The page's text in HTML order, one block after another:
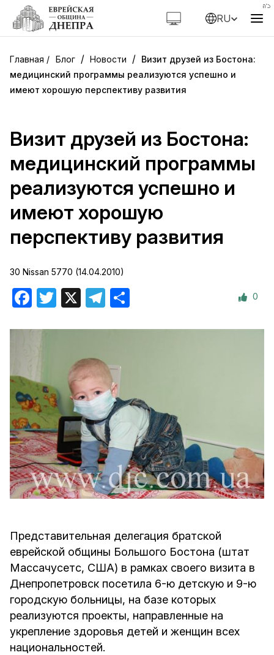
RU
Блог / Новости / Визит друзей из Бостона:
медицинский программы реализуются успешно и
имеют хорошую перспективу развития
Визит друзей из Бостона:
медицинский программы
реализуются успешно и
имеют хорошую
перспективу развития
30 Nissan 5770 (14.04.2010)
Facebook
Twitter Telegram 0
Представительная делегация братской
еврейской общины Большого Бостона (штат
Массачусетс, США) в рамках своего визита в
Днепропетровск посетила 6-ю детскую и 9-ю
городскую больницы, на базе которых
реализуются проекты, направленные на
укрепление здоровья детей и женщин всех
национальностей.